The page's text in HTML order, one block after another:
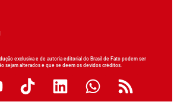
exclusiva e de autoria editorial do Brasil de Fato podem ser
sejam alterados e que se deem os devidos créditos.